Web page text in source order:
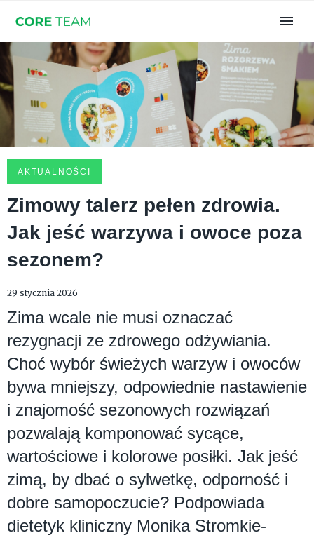
AKTUALNOŚCI
Zimowy talerz pełen zdrowia.
Jak jeść warzywa i owoce poza
sezonem?
29 stycznia 2026
Zima wcale nie musi oznaczać
rezygnacji ze zdrowego odżywiania.
Choć wybór świeżych warzyw i owoców
bywa mniejszy, odpowiednie nastawienie
i znajomość sezonowych rozwiązań
pozwalają komponować sycące,
wartościowe i kolorowe posiłki. Jak jeść
zimą, by dbać o sylwetkę, odporność i
dobre samopoczucie? Podpowiada
dietetyk kliniczny Monika Stromkie-